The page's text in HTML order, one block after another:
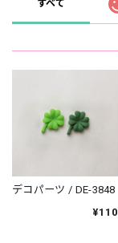
すべて
デコパーツ / DE-3848
¥110